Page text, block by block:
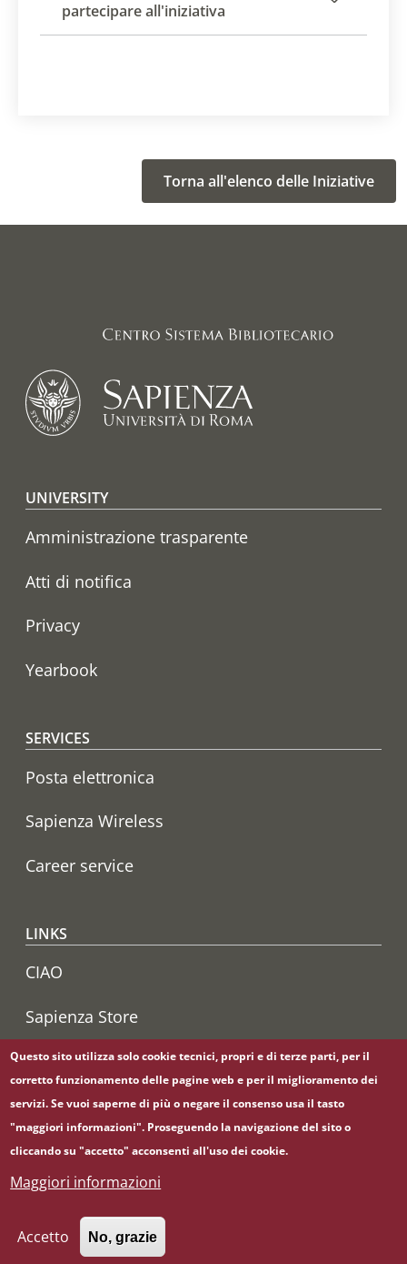
partecipare all'iniziativa
Torna all'elenco delle Iniziative
Footer menu
UNIVERSITY
Amministrazione trasparente
Atti di notifica
Privacy
Yearbook
SERVICES
Posta elettronica
Sapienza Wireless
Career service
LINKS
CIAO
Sapienza Store
Follow us on
YouTube
© Sapienza Università di Roma - Piazzale Aldo Moro 5,
02133771002
Questo sito utilizza solo cookie tecnici, propri e di terze parti, per il
corretto funzionamento delle pagine web e per il miglioramento dei
servizi. Se vuoi saperne di più o negare il consenso usa il tasto
"maggiori informazioni". Proseguendo la navigazione del sito o
cliccando su "accetto" acconsenti all'uso dei cookie.
Maggiori informazioni
Accetto No, grazie